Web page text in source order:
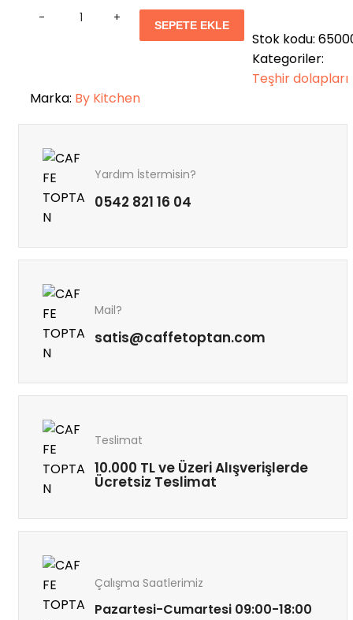
Quantity
SEPETE EKLE
Stok kodu:
Kategoriler:
Teşhir dolapları
Marka: By Kitchen
Yardım İstermisin?
0542 821 16 04
Mail?
satis@caffetoptan.com
Teslimat
10.000 TL ve Üzeri Alışverişlerde
Ücretsiz Teslimat
Çalışma Saatlerimiz
Pazartesi-Cumartesi 09:00-18:00